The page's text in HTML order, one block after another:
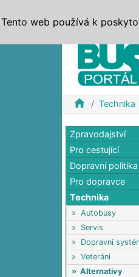
home Technika
Zpravodajství
Pro cestující
Dopravní politika
Pro dopravce
Technika
» Autobusy
» Servis
» Dopravní
» Veteráni
» Alternativy
Tento web používá k